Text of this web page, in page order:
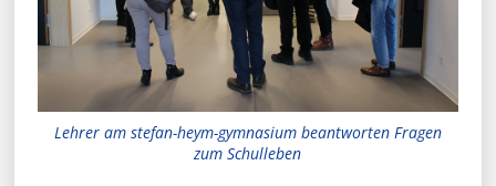
Lehrer am stefan-heym-gymnasium beantworten Fragen
zum Schulleben